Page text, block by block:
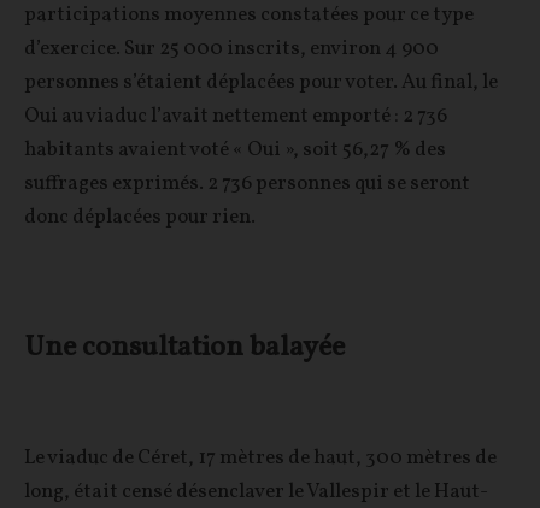
participations moyennes constatées pour ce type
d’exercice. Sur 25 000 inscrits, environ 4 900
personnes s’étaient déplacées pour voter. Au final, le
Oui au viaduc l’avait nettement emporté : 2 736
habitants avaient voté « Oui », soit 56,27 % des
suffrages exprimés. 2 736 personnes qui se seront
donc déplacées pour rien.
Une consultation balayée
Le viaduc de Céret, 17 mètres de haut, 300 mètres de
long, était censé désenclaver le Vallespir et le Haut-